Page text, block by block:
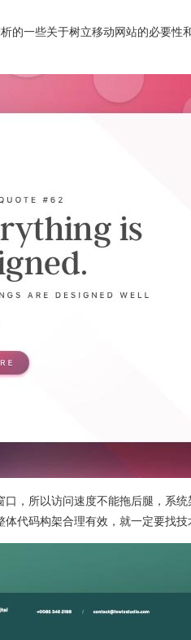
的一些关于树立移动网站的必要性
，所以访问速度不能拖后腿，系
代码构架合理有效，就一定要找技